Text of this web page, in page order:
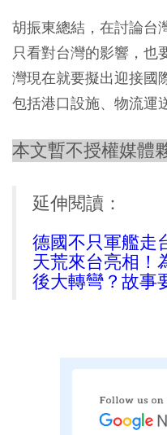
胡振東總結，在討論台
只看對台灣的影響，也
灣現在就要擬出迎接國
包括港口設施、物流運
本文暫不授權媒體
延伸閱讀：
德國不只軍艦走
天荒來台亮相！
後大轉彎？故事